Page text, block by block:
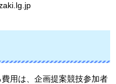
用は、企画提案競技参加者